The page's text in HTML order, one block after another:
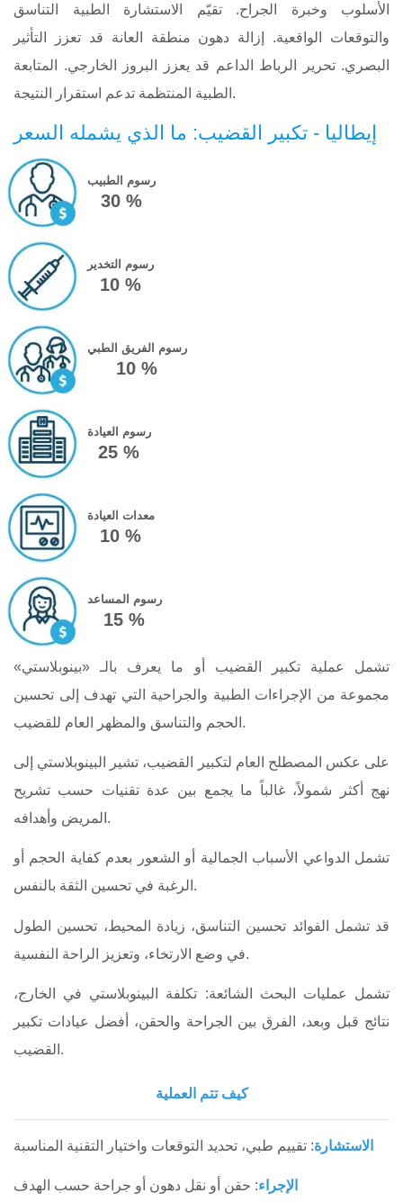
الأسلوب وخبرة الجراح. تقيّم الاستشارة الطبية التناسق
والتوقعات الواقعية. إزالة دهون منطقة العانة قد تعزز التأثير
البصري. تحرير الرباط الداعم قد يعزز البروز الخارجي. المتابعة
الطبية المنتظمة تدعم استقرار النتيجة.
إيطاليا - تكبير القضيب: ما الذي يشمله السعر
رسوم الطبيب
30 %
رسوم التخدير
10 %
رسوم الفريق الطبي
10 %
رسوم العيادة
25 %
معدات العيادة
10 %
رسوم المساعد
15 %
تشمل عملية تكبير القضيب أو ما يعرف بالـ «بينوبلاستي»
مجموعة من الإجراءات الطبية والجراحية التي تهدف إلى تحسين
الحجم والتناسق والمظهر العام للقضيب.
على عكس المصطلح العام لتكبير القضيب، تشير البينوبلاستي إلى
نهج أكثر شمولاً، غالباً ما يجمع بين عدة تقنيات حسب تشريح
المريض وأهدافه.
تشمل الدواعي الأسباب الجمالية أو الشعور بعدم كفاية الحجم أو
الرغبة في تحسين الثقة بالنفس.
قد تشمل الفوائد تحسين التناسق، زيادة المحيط، تحسين الطول
في وضع الارتخاء، وتعزيز الراحة النفسية.
تشمل عمليات البحث الشائعة: تكلفة البينوبلاستي في الخارج،
نتائج قبل وبعد، الفرق بين الجراحة والحقن، أفضل عيادات تكبير
القضيب.
كيف تتم العملية
الاستشارة: تقييم طبي، تحديد التوقعات واختيار التقنية المناسبة
الإجراء: حقن أو نقل دهون أو جراحة حسب الهدف